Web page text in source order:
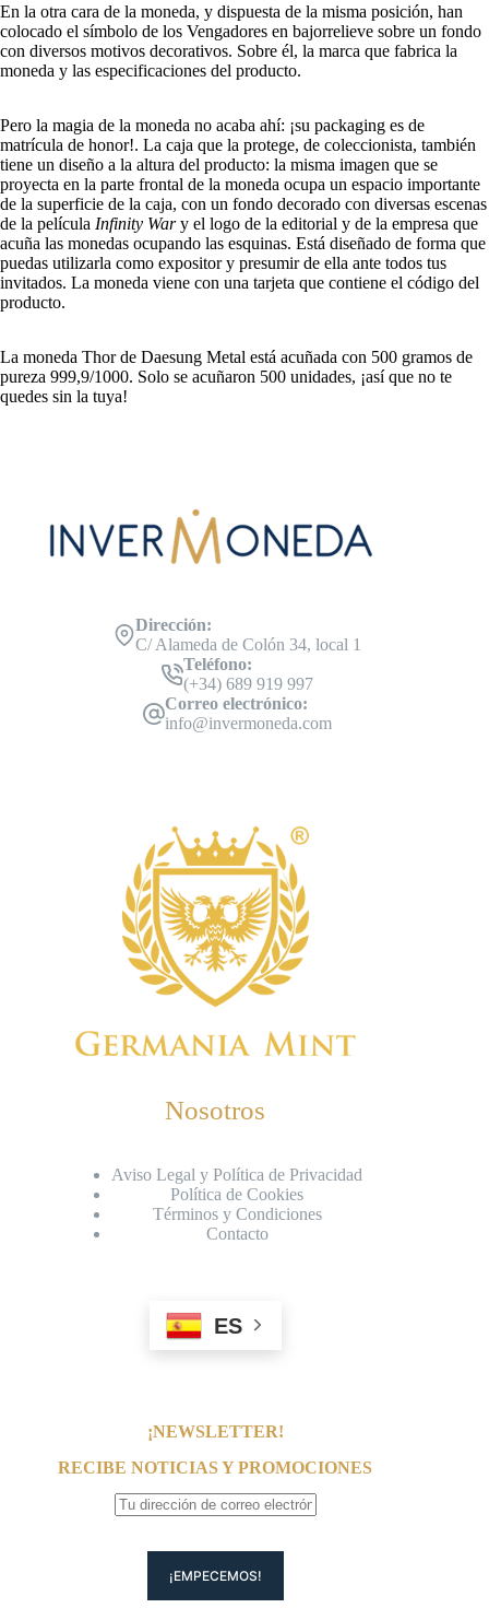
En la otra cara de la moneda, y dispuesta de la misma posición, han
colocado el símbolo de los Vengadores en bajorrelieve sobre un fondo
con diversos motivos decorativos. Sobre él, la marca que fabrica la
moneda y las especificaciones del producto.
Pero la magia de la moneda no acaba ahí: ¡su packaging es de
matrícula de honor!. La caja que la protege, de coleccionista, también
tiene un diseño a la altura del producto: la misma imagen que se
proyecta en la parte frontal de la moneda ocupa un espacio importante
de la superficie de la caja, con un fondo decorado con diversas escenas
de la película Infinity Wary el logo de la editorial y de la empresa que
acuña las monedas ocupando las esquinas. Está diseñado de forma que
puedas utilizarla como expositor y presumir de ella ante todos tus
invitados. La moneda viene con una tarjeta que contiene el código del
producto.
La moneda Thor de Daesung Metal está acuñada con 500 gramos de
pureza 999,9/1000. Solo se acuñaron 500 unidades, ¡así que no te
quedes sin la tuya!
Dirección:
C/ Alameda de Colón 34, local 1
Teléfono:
(+34) 689 919 997
Correo electrónico:
info@invermoneda.com
Nosotros
Aviso Legal y Política de Privacidad
Política de Cookies
Términos y Condiciones
Contacto
ES
¡NEWSLETTER!
RECIBE NOTICIAS Y PROMOCIONES